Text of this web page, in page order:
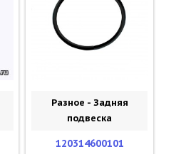
Разное - Задняя
подвеска
120314600101